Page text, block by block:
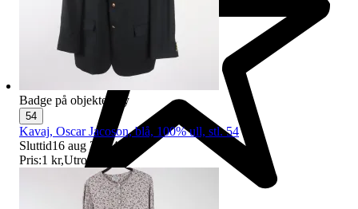
Badge på objektet: Ny
54
Kavaj, Oscar Jacoson, blå, 100% ull, stl. 54
Sluttid16 aug 21:54.
Pris:1 kr,Utropspris